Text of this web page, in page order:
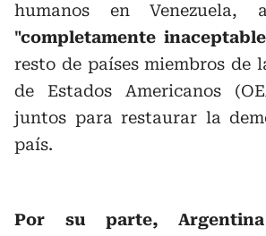
humanos en
"completamente
resto de países miembros de
de Estados Americanos
juntos para restaurar la
país.
Por su parte, Argentina